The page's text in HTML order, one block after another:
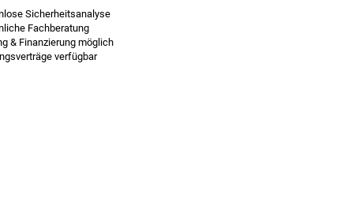
Sicherheitsanalyse
Fachberatung
& Finanzierung möglich
verfügbar